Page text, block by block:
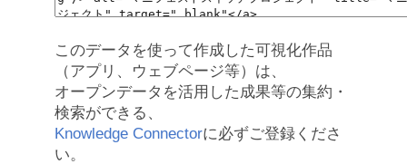
このデータを使って作成した可視化作品
（アプリ、ウェブページ等）は、
オープンデータを活用した成果等の集約・
検索ができる、
Knowledge Connectorに必ずご登録くださ
い。